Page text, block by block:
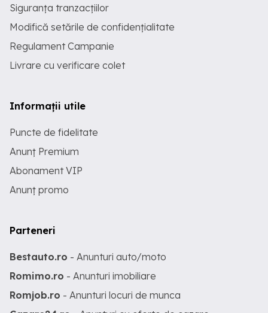
Siguranța tranzacțiilor
Modifică setările de confidențialitate
Regulament Campanie
Livrare cu verificare colet
Informații utile
Puncte de fidelitate
Anunț Premium
Abonament VIP
Anunț promo
Parteneri
Bestauto.ro - Anunturi auto/moto
Romimo.ro - Anunturi imobiliare
Romjob.ro - Anunturi locuri de munca